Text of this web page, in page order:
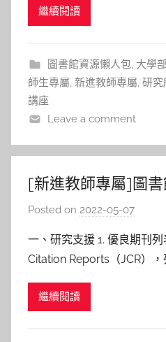
理教授 陽明交通大學半導
繼續閱讀
圖書館資源懶人包, 大學
師生專屬, 新進教師專屬, 研究
講座
Leave a comment
[新進教師專屬]圖
Posted on 2022-05-07
林
玉
一、研究支援 1. 優良期刊
Citation Reports（JCR）
（Q1）的期刊。 請至[圖
繼續閱讀